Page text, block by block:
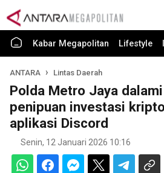
Kabar Megapolitan Lifestyle
ANTARA Lintas Daerah
Polda Metro Jaya
penipuan investasi
aplikasi Discord
Senin, 12 Januari 2026 10:16